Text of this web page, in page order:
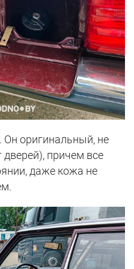
Он оригинальный, не
причем все
даже кожа не